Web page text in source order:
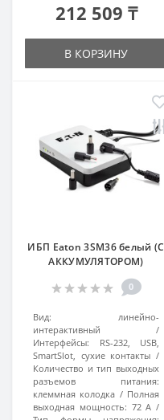
212 509 ₸
В КОРЗИНУ
ИБП Eaton 3SM36 белый (С
АККУМУЛЯТОРОМ)
0
Вид:
линейно-
интерактивный
Интерфейсы:
RS-232, USB,
SmartSlot, сухие контакты
Количество и тип выходных
разъемов питания:
клеммная колодка
Полная
выходная мощность: 72 А